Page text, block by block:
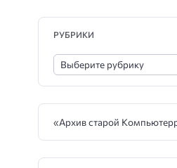
РУБРИКИ
«Архив старой